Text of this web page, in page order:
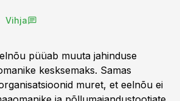
Vihja
püüab muuta jahinduse
kesksemaks. Samas
muret, et eelnõu ei